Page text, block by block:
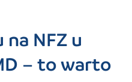
NFZ u
– to warto